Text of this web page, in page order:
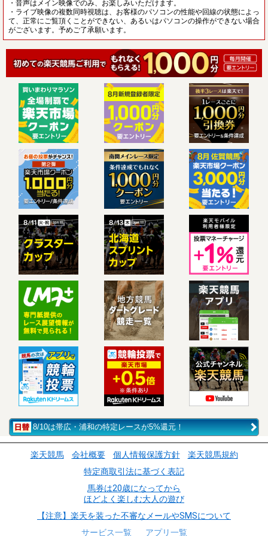
・音声はメイン映像でのみ、お楽しみいただけます。
・ライブ映像の複数同時視聴は、お客様のパソコンの性能や回線の状態によっ
て、正常にご覧頂くことができない、あるいはパソコンの操作ができない場合
がございます。予めご了承願います。
8/10は帯広・浦和の特定レースが5%還元！
楽天競馬 会社概要 個人情報保護方針
楽天競馬規約
特定商取引法に基づく表記
馬券は20歳になってから
ほどよく楽しむ大人の遊び
【注意】楽天を装った不審なメールやSMSについて
サービス一覧
アプリ一覧